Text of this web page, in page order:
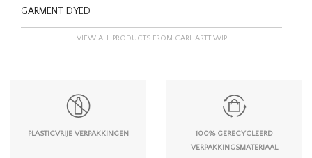
GARMENT DYED
VIEW ALL PRODUCTS FROM CARHARTT WIP
PLASTICVRIJE VERPAKKINGEN
100% GERECYCLEERD
VERPAKKINGSMATERIAAL